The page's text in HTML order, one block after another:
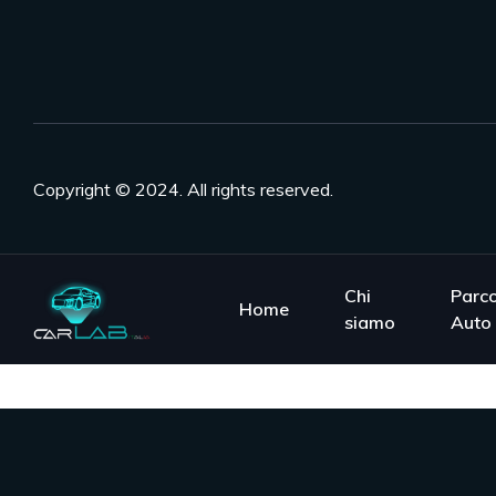
Copyright © 2024. All rights reserved.
Home
Chi
siamo
Auto